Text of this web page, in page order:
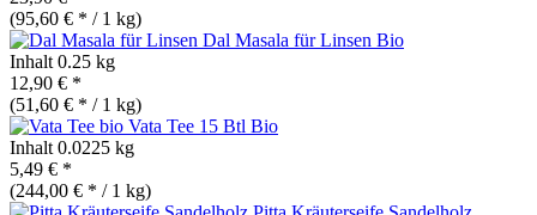
(95,60 € * / 1 kg)
Dal Masala für Linsen Bio
Inhalt 0.25 kg
12,90 € *
(51,60 € * / 1 kg)
Vata Tee 15 Btl Bio
Inhalt 0.0225 kg
5,49 € *
(244,00 € * / 1 kg)